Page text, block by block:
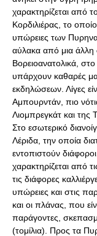
χαρακτηρίζεται από
Κορδιλιέρας, το
υπώρειες των
αύλακα από μια άλλη
Βορειοανατολικά,
υπάρχουν καθαρές
εκδηλώσεων. Λίγες
Αμπουρντάν, πιο
Λιομπρεγκάτ και της
Στο εσωτερικό
Λέριδα, την οποία
εντοπιστούν
χαρακτηρίζεται από
τις διάφορες
υπώρειες και στις
και οι πλάνας, που
παράγοντες,
(τομίλια). Προς τα